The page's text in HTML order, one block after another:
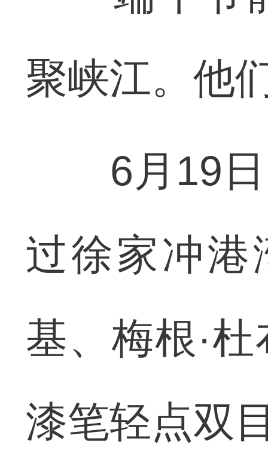
聚峡江。他
6月19日
过徐家冲港
基、梅根·
漆笔轻点双